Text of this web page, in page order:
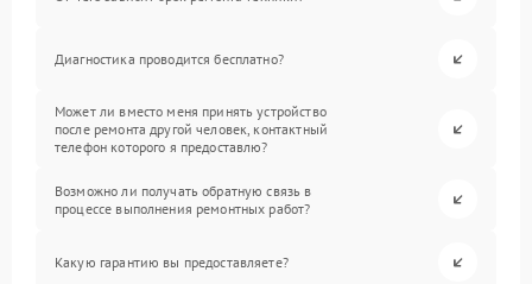
Диагностика проводится бесплатно?
Может ли вместо меня принять устройство
после ремонта другой человек, контактный
телефон которого я предоставлю?
Возможно ли получать обратную связь в
процессе выполнения ремонтных работ?
Какую гарантию вы предоставляете?